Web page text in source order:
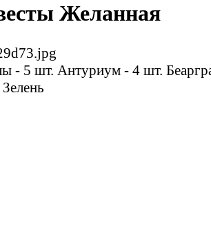
Желанная
- 5 шт. Антуриум - 4 шт.